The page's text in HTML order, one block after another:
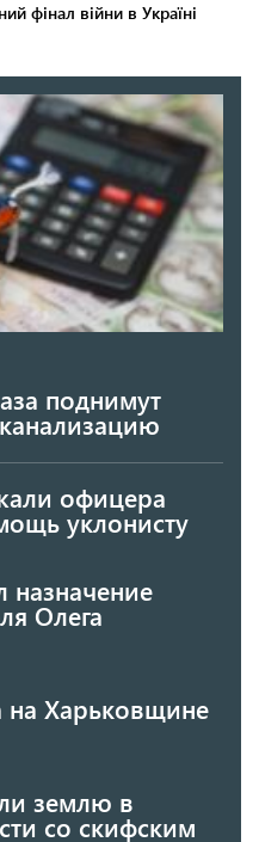
поднимут
офицера
уклонисту
назначение
Олега
на Харьковщине
землю в
со скифским